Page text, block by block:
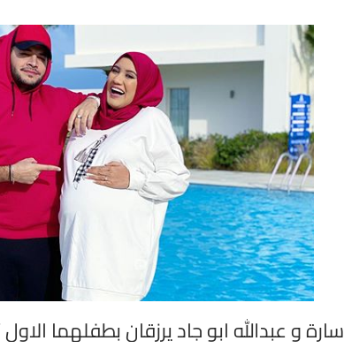
سارة و عبدالله ابو جاد يرزقان بطفلهما